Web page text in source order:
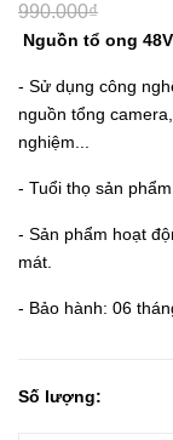
990.000₫
Nguồn tổ ong
- Sử dụng công
nguồn tổng
nghiệm...
- Tuổi thọ sản
- Sản phẩm hoạt
mát.
- Bảo hành: 06
Số lượng: